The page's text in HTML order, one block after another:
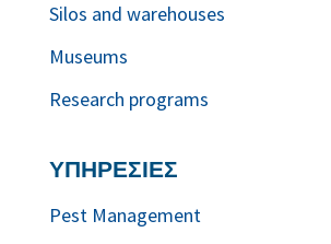
Silos and warehouses
Museums
Research programs
ΥΠΗΡΕΣΙΕΣ
Pest Management